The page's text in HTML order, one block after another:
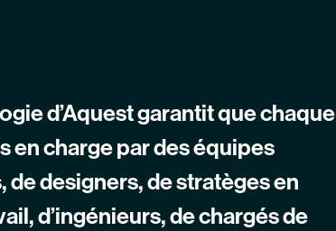
d’Aquest garantit que chaque
en charge par des équipes
de designers, de stratèges en
d’ingénieurs, de chargés de